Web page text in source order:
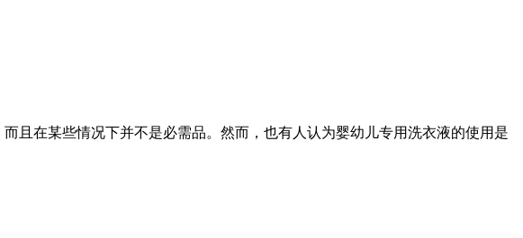
且在某些情况下并不是必需品。然而，也有人认为婴幼儿专用洗衣液的使用是